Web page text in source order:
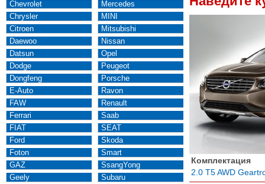
Chevrolet
Chrysler
Citroen
Daewoo
Datsun
Dodge
Dongfeng
E-Auto
FAW
Ferrari
FIAT
Ford
Foton
GAZ
Geely
Mercedes
MINI
Mitsubishi
Nissan
Opel
Peugeot
Porsche
Ravon
Renault
Saab
SEAT
Skoda
Smart
SsangYong
Subaru
Комплектация
2.0 T5 AWD